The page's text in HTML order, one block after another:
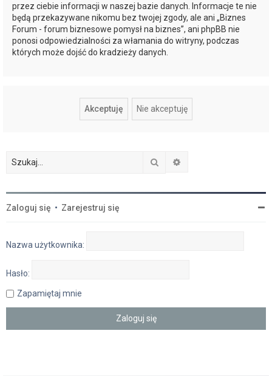
przez ciebie informacji w naszej bazie danych. Informacje te nie
będą przekazywane nikomu bez twojej zgody, ale ani „Biznes
Forum - forum biznesowe pomysł na biznes”, ani phpBB nie
ponosi odpowiedzialności za włamania do witryny, podczas
których może dojść do kradzieży danych.
Szukaj
Zaloguj się • Zarejestruj się
Nazwa użytkownika:
Hasło:
Zapamiętaj mnie